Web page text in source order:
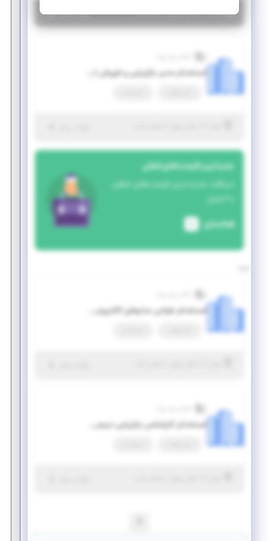
تهران |۵ سال پیش | منقضی شده جزئیات بیشتر
جدیدترین فرصت‌های شغلی
دریافت جدیدترین فرصت‌های شغلی
با ایمیل
فعالسازی